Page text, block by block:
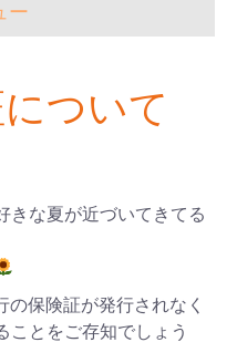
ー
ついて
きな夏が近づいてきてる
保険証が発行されなく
ことをご存知でしょう